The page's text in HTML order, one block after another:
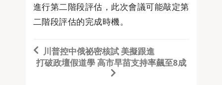
進行第二階段評估，此次會議可能敲定第
二階段評估的完成時機。
川普控中俄祕密核試 美擬跟進
打破政壇假道學 高市早苗支持率飆至8成